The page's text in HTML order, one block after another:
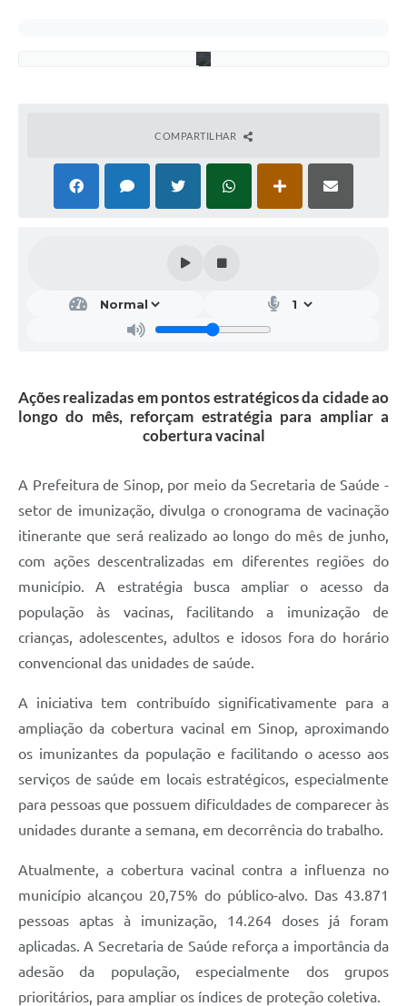
COMPARTILHAR
Ações realizadas em pontos estratégicos da cidade ao
longo do mês, reforçam estratégia para ampliar a
cobertura vacinal
A Prefeitura de Sinop, por meio da Secretaria de Saúde -
setor de imunização, divulga o cronograma de vacinação
itinerante que será realizado ao longo do mês de junho,
com ações descentralizadas em diferentes regiões do
município. A estratégia busca ampliar o acesso da
população às vacinas, facilitando a imunização de
crianças, adolescentes, adultos e idosos fora do horário
convencional das unidades de saúde.
A iniciativa tem contribuído significativamente para a
ampliação da cobertura vacinal em Sinop, aproximando
os imunizantes da população e facilitando o acesso aos
serviços de saúde em locais estratégicos, especialmente
para pessoas que possuem dificuldades de comparecer às
unidades durante a semana, em decorrência do trabalho.
Atualmente, a cobertura vacinal contra a influenza no
município alcançou 20,75% do público-alvo. Das 43.871
pessoas aptas à imunização, 14.264 doses já foram
aplicadas. A Secretaria de Saúde reforça a importância da
adesão da população, especialmente dos grupos
prioritários, para ampliar os índices de proteção coletiva.